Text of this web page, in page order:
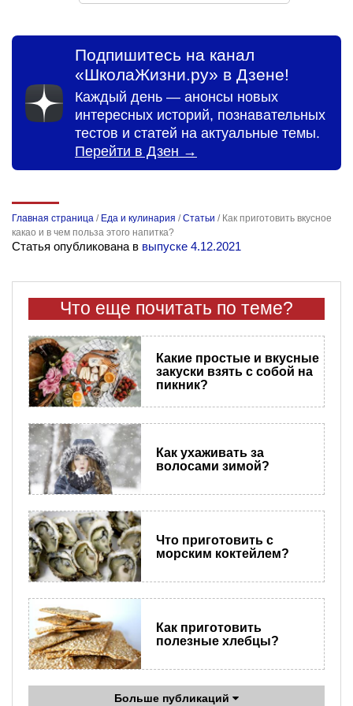
Подпишитесь на канал
«ШколаЖизни.ру» в Дзене!
Каждый день — анонсы новых
интересных историй, познавательных
тестов и статей на актуальные темы.
Перейти в Дзен →
Главная страница / Еда и кулинария /Статьи / Как приготовить вкусное
какао и в чем польза этого напитка?
Статья опубликована в выпуске 4.12.2021
Что еще почитать по теме?
Какие простые и вкусные
закуски взять с собой на
пикник?
Как ухаживать за
волосами зимой?
Что приготовить с
морским коктейлем?
Как приготовить
полезные хлебцы?
Больше публикаций